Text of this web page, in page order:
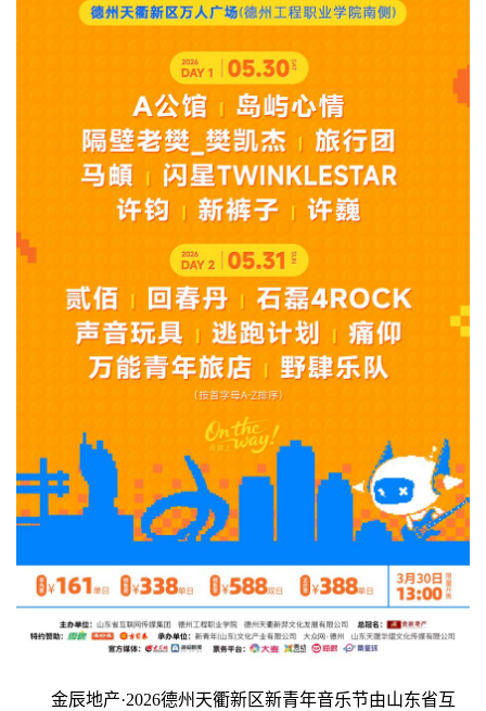
金辰地产·2026德州天衢新区新青年音乐节由山东省互